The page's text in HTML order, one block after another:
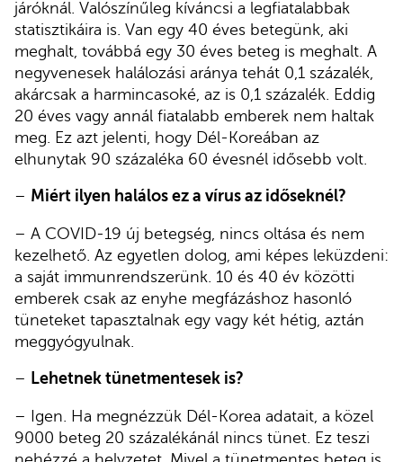
járóknál. Valószínűleg kíváncsi a legfiatalabbak
statisztikáira is. Van egy 40 éves betegünk, aki
meghalt, továbbá egy 30 éves beteg is meghalt. A
negyvenesek halálozási aránya tehát 0,1 százalék,
akárcsak a harmincasoké, az is 0,1 százalék. Eddig
20 éves vagy annál fiatalabb emberek nem haltak
meg. Ez azt jelenti, hogy Dél-Koreában az
elhunytak 90 százaléka 60 évesnél idősebb volt.
– Miért ilyen halálos ez a vírus az időseknél?
– A COVID-19 új betegség, nincs oltása és nem
kezelhető. Az egyetlen dolog, ami képes leküzdeni:
a saját immunrendszerünk. 10 és 40 év közötti
emberek csak az enyhe megfázáshoz hasonló
tüneteket tapasztalnak egy vagy két hétig, aztán
meggyógyulnak.
– Lehetnek tünetmentesek is?
– Igen. Ha megnézzük Dél-Korea adatait, a közel
9000 beteg 20 százalékánál nincs tünet. Ez teszi